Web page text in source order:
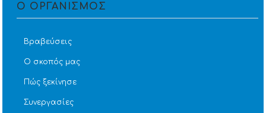
Ο ΟΡΓΑΝΙΣΜΟΣ
Βραβεύσεις
Ο σκοπός μας
Πώς ξεκίνησε
Συνεργασίες